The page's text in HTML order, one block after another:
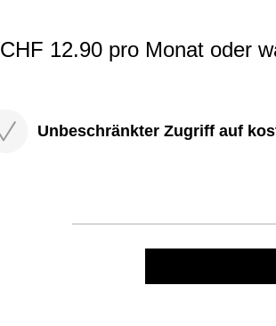
CHF 12.90 pro Monat oder
Unbeschränkter Zugriff auf